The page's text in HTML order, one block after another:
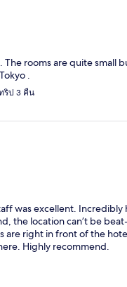
The rooms are quite small
.
ริป 3 คืน
was excellent.
the location can’t be
are right in front of the
Highly recommend.